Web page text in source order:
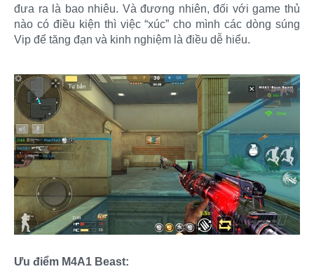
đưa ra là bao nhiêu. Và đương nhiên, đối với game thủ
nào có điều kiện thì việc “xúc” cho mình các dòng súng
Vip để tăng đạn và kinh nghiệm là điều dễ hiểu.
Ưu điểm M4A1 Beast: